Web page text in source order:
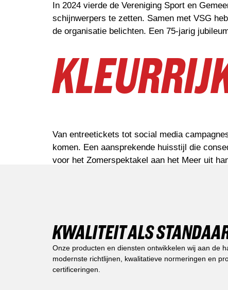
In 2024 vierde de Vereniging Sport en
schijnwerpers te zetten. Samen met VSG
de organisatie belichten. Een 75-jarig
Van entreetickets tot social media
komen. Een aansprekende huisstijl die
voor het Zomerspektakel aan het Meer uit
KWALITEIT ALS
Onze producten en diensten ontwikkelen wij aan de
modernste richtlijnen, kwalitatieve normeringen en
certificeringen.